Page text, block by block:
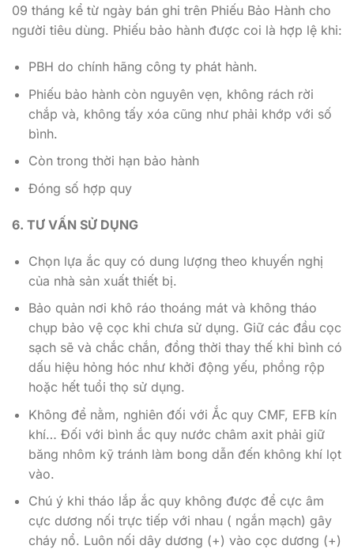
09 tháng kể từ ngày bán ghi trên Phiếu Bảo Hành cho
người tiêu dùng. Phiếu bảo hành được coi là hợp lệ khi:
PBH do chính hãng công ty phát hành.
Phiếu bảo hành còn nguyên vẹn, không rách rời
chắp và, không tấy xóa cũng như phải khớp với số
bình.
Còn trong thời hạn bảo hành
Đóng số hợp quy
6. TƯ VẤN SỬ DỤNG
Chọn lựa ắc quy có dung lượng theo khuyến nghị
của nhà sản xuất thiết bị.
Bảo quản nơi khô ráo thoáng mát và không tháo
chụp bảo vệ cọc khi chưa sử dụng. Giữ các đầu cọc
sạch sẽ và chắc chắn, đồng thời thay thế khi bình có
dấu hiệu hỏng hóc như khởi động yếu, phồng rộp
hoặc hết tuổi thọ sử dụng.
Không để nằm, nghiên đối với Ắc quy CMF, EFB kín
khí… Đối với bình ắc quy nước châm axit phải giữ
băng nhôm kỹ tránh làm bong dẫn đến không khí lọt
vào.
Chú ý khi tháo lắp ắc quy không được để cực âm
cực dương nối trực tiếp với nhau ( ngắn mạch) gây
cháy nổ. Luôn nối dây dương (+) vào cọc dương (+)